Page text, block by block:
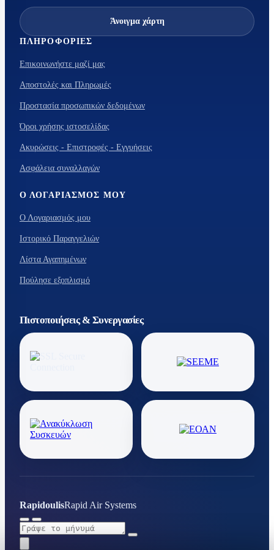
Άνοιγμα χάρτη
ΠΛΗΡΟΦΟΡΊΕΣ
Επικοινωνήστε μαζί μας
Αποστολές και Πληρωμές
Προστασία προσωπικών δεδομένων
Όροι χρήσης ιστοσελίδας
Ακυρώσεις - Επιστροφές - Εγγυήσεις
Ασφάλεια συναλλαγών
Ο ΛΟΓΑΡΙΑΣΜΌΣ ΜΟΥ
Ο Λογαριασμός μου
Ιστορικό Παραγγελιών
Λίστα Αγαπημένων
Πούλησε εξοπλισμό
Πιστοποιήσεις & Συνεργασίες
RapidoulisRapid Air Systems